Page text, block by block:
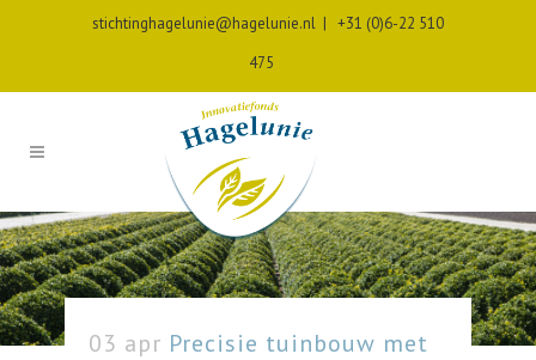
stichtinghagelunie@hagelunie.nl | +31 (0)6-22 510
475
03 apr Precisie tuinbouw met